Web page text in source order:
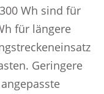
Wh sind für
für längere
Geringere